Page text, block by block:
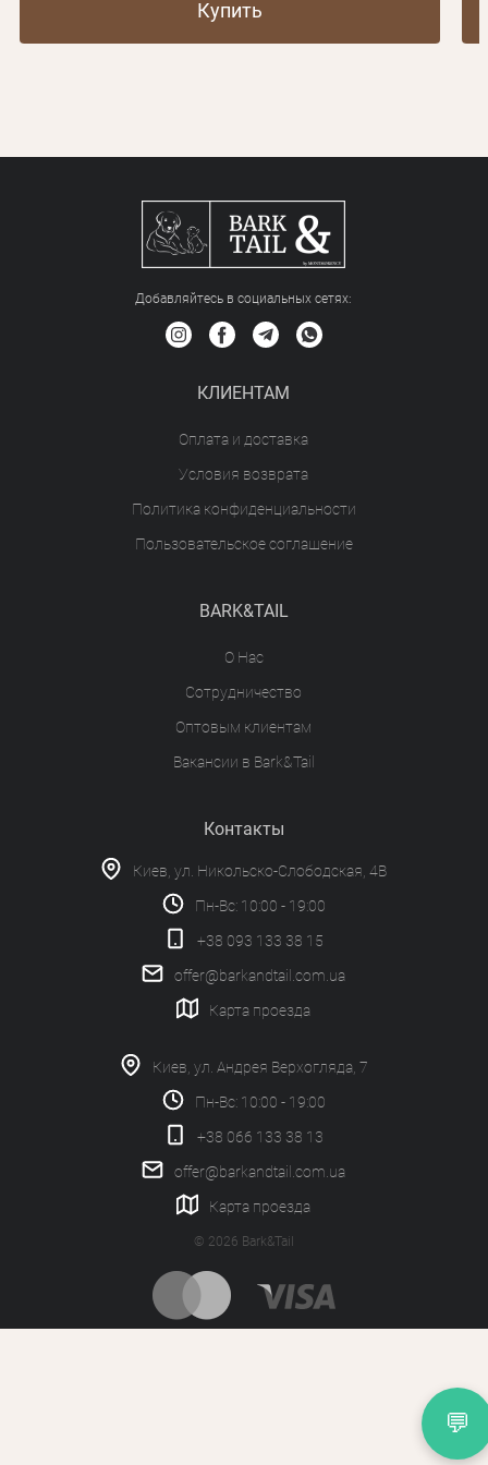
Купить
Добавляйтесь в социальных сетяx:
КЛИЕНТАМ
Оплата и доставка
Условия возврата
Политика конфиденциальности
Пользовательское соглашение
BARK&TAIL
О Нас
Сотрудничество
Оптовым клиентам
Вакансии в Bark&Tail
Контакты
Киев, ул. Никольско-Слободская, 4В
Пн-Вс: 10:00 - 19:00
+38 093 133 38 15
offer@barkandtail.com.ua
Карта проезда
Киев, ул. Андрея Верхогляда, 7
Пн-Вс: 10:00 - 19:00
+38 066 133 38 13
offer@barkandtail.com.ua
Карта проезда
© 2026 Bark&Tail
💬